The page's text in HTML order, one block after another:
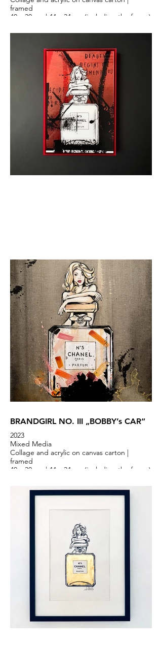
framed
40 x 30 cm | 44 x 34 cm (including the frame)
BRANDGIRL NO. III „BOBBY’s CAR“
2023
Mixed Media
Collage and acrylic on canvas carton |
framed
40 x 30 cm | 44 x 34 cm (including the frame)